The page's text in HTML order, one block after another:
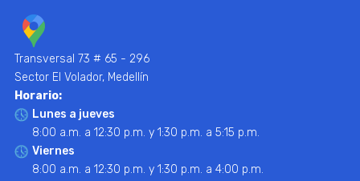
Transversal 73 # 65 - 296
Sector El Volador, Medellín
Horario:
Lunes a jueves
8:00 a.m. a 12:30 p.m. y 1:30 p.m. a 5:15 p.m.
Viernes
8:00 a.m. a 12:30 p.m. y 1:30 p.m. a 4:00 p.m.